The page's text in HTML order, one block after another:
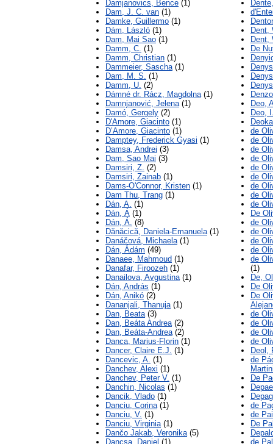
Damjanovics, Bence (1)
Dam, J. C. van (1)
Damke, Guillermo (1)
Dám, László (1)
Dam, Mai Sao (1)
Damm, C. (1)
Damm, Christian (1)
Dammeier, Sascha(1)
Dam, M. S. (1)
Damm, U. (2)
Dámné dr. Rácz, Magdolna(1)
Damnjanović, Jelena(1)
Damó, Gergely (2)
D'Amore, Giacinto (1)
D’Amore, Giacinto (1)
Damptey, Frederick Gyasi (1)
Damsa, Andrei (3)
Dam, Sao Mai (3)
Damsiri, Z. (2)
Damsiri, Zainab (1)
Dams-O'Connor, Kristen (1)
Dam Thu, Trang (1)
Dán, A. (1)
Dán, Á (1)
Dán, Á. (8)
Dănăcică, Daniela-Emanuela(1)
Danáčová, Michaela(1)
Dán, Ádám (49)
Danaee, Mahmoud (1)
Danafar, Firoozeh (1)
Danailova, Avgustina(1)
Dán, András (1)
Dán, Anikó (2)
Dananjali, Thanuja(1)
Dan, Beata(3)
Dan, Beáta Andrea(2)
Dan, Beáta-Andrea(2)
Danca, Marius-Florin (1)
Dancer, Claire E.J. (1)
Dancevic, A. (1)
Danchev, Alexi (1)
Danchev, Peter V. (1)
Danchin, Nicolas (1)
Dancik, Vlado (1)
Danciu, Corina(1)
Danciu, V. (1)
Danciu, Virginia(1)
Dančo Jakab, Veronika(5)
Dancsa, Daniel (1)
Dent,
Dent,
De
Deo,
Deo,
de
de
de
de
de
de
de
de
de
De
de
de
de
de
de
(1)
De,
De
De
de
de
de
de
Deol,
de
De
de
de
De
de